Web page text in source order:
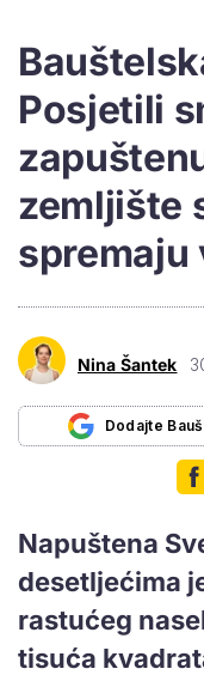
Posjetili
zemljište
spremaju
Nina Šantek
Dodajte
Napuštena
desetljećima
rastućeg
tisuća